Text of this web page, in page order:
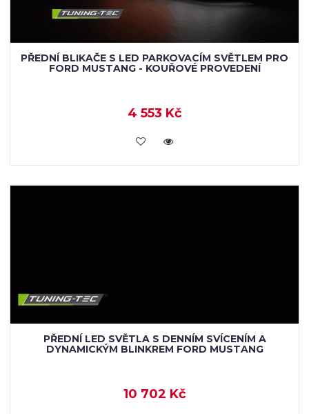
PŘEDNÍ BLIKAČE S LED PARKOVACÍM SVĚTLEM PRO
FORD MUSTANG - KOUŘOVÉ PROVEDENÍ
4 553 Kč
KOUPIT
PŘEDNÍ LED SVĚTLA S DENNÍM SVÍCENÍM A
DYNAMICKÝM BLINKREM FORD MUSTANG
10 702 Kč